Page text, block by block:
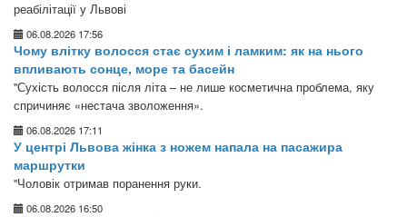
реабілітації у Львові
06.08.2026 17:56
Чому влітку волосся стає сухим і ламким: як на нього
впливають сонце, море та басейн
"Сухість волосся після літа – не лише косметична проблема, яку
спричиняє «нестача зволоження».
06.08.2026 17:11
У центрі Львова жінка з ножем напала на пасажира
маршрутки
"Чоловік отримав поранення руки.
06.08.2026 16:50